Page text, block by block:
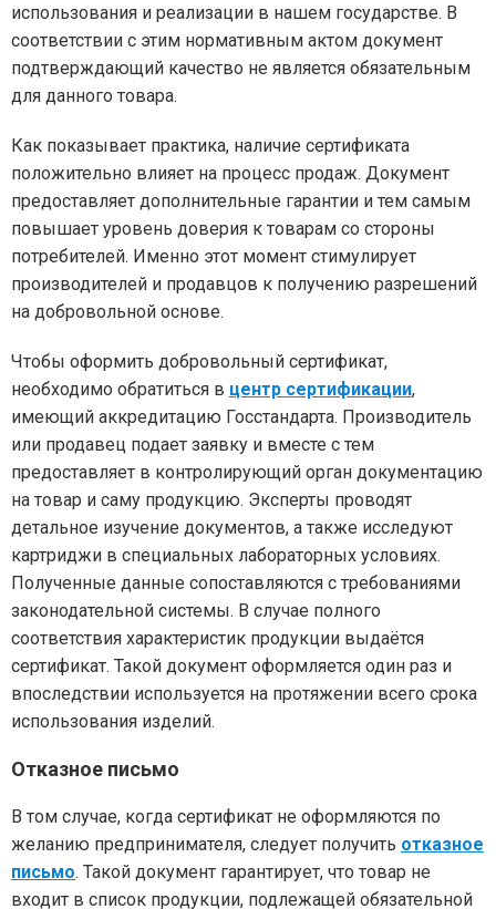
использования и реализации в нашем государстве. В
соответствии с этим нормативным актом документ
подтверждающий качество не является обязательным
для данного товара.
Как показывает практика, наличие сертификата
положительно влияет на процесс продаж. Документ
предоставляет дополнительные гарантии и тем самым
повышает уровень доверия к товарам со стороны
потребителей. Именно этот момент стимулирует
производителей и продавцов к получению разрешений
на добровольной основе.
Чтобы оформить добровольный сертификат,
необходимо обратиться в центр сертификации,
имеющий аккредитацию Госстандарта. Производитель
или продавец подает заявку и вместе с тем
предоставляет в контролирующий орган документацию
на товар и саму продукцию. Эксперты проводят
детальное изучение документов, а также исследуют
картриджи в специальных лабораторных условиях.
Полученные данные сопоставляются с требованиями
законодательной системы. В случае полного
соответствия характеристик продукции выдаётся
сертификат. Такой документ оформляется один раз и
впоследствии используется на протяжении всего срока
использования изделий.
Отказное письмо
В том случае, когда сертификат не оформляются по
желанию предпринимателя, следует получить отказное
письмо. Такой документ гарантирует, что товар не
входит в список продукции, подлежащей обязательной